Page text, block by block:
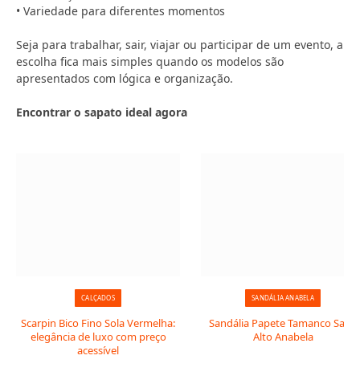
• Variedade para diferentes momentos
Seja para trabalhar, sair, viajar ou participar de um evento, a
escolha fica mais simples quando os modelos são
apresentados com lógica e organização.
Encontrar o sapato ideal agora
CALÇADOS
Scarpin Bico Fino Sola Vermelha:
elegância de luxo com preço
acessível
SANDÁLIA ANABELA
Sandália Papete Tamanco Salto
Alto Anabela